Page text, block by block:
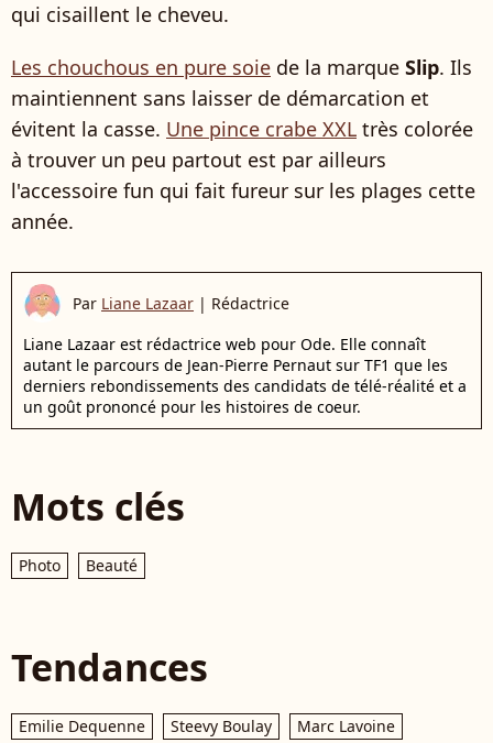
qui cisaillent le cheveu.
Les chouchous en pure soie de la marque Slip. Ils
maintiennent sans laisser de démarcation et
évitent la casse. Une pince crabe XXL très colorée
à trouver un peu partout est par ailleurs
l'accessoire fun qui fait fureur sur les plages cette
année.
Par Liane Lazaar | Rédactrice
Liane Lazaar est rédactrice web pour Ode. Elle connaît
autant le parcours de Jean-Pierre Pernaut sur TF1 que les
derniers rebondissements des candidats de télé-réalité et a
un goût prononcé pour les histoires de coeur.
Mots clés
Photo Beauté
Tendances
Emilie Dequenne Steevy Boulay
Marc Lavoine